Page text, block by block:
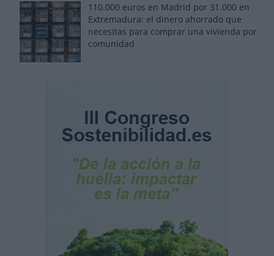
110.000 euros en Madrid por 31.000 en
Extremadura: el dinero ahorrado que
necesitas para comprar una vivienda por
comunidad